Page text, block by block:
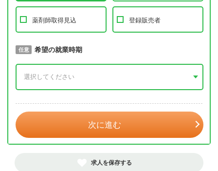
薬剤師取得見込 登録販売者
必須 取得予定年
任意 希望の就業時期
次に進む
求人を保存する